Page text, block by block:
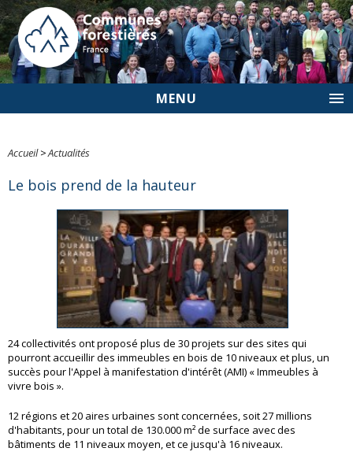
MENU
Accueil>Actualités
Le bois prend de la hauteur
24 collectivités ont proposé plus de 30 projets sur des sites qui
pourront accueillir des immeubles en bois de 10 niveaux et plus, un
succès pour l'Appel à manifestation d'intérêt (AMI) « Immeubles à
vivre bois ».
12 régions et 20 aires urbaines sont concernées, soit 27 millions
d'habitants, pour un total de 130.000 m² de surface avec des
bâtiments de 11 niveaux moyen, et ce jusqu'à 16 niveaux.